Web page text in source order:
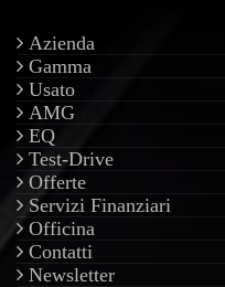
Azienda
Gamma
Usato
AMG
EQ
Test-Drive
Offerte
Servizi Finanziari
Officina
Contatti
Newsletter